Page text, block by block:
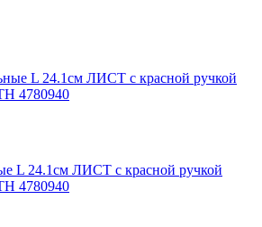
L 24.1см ЛИСТ с красной ручкой
4780940